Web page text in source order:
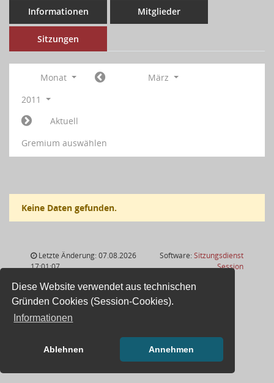
Diese Website verwendet aus technischen
Gründen Cookies (Session-Cookies).
Informationen
Ablehnen Annehmen
Informationen Mitglieder
Sitzungen
Monat
März
2011
Aktuell
Gremium auswählen
Keine Daten gefunden.
Letzte Änderung: 07.08.2026
17:01:07
Software:Sitzungsdienst
Session(Wird in